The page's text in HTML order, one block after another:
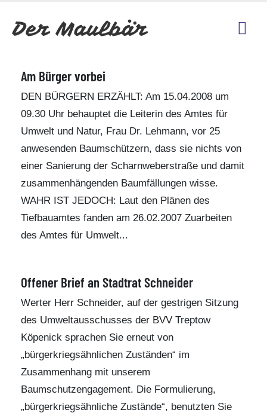
Am Bürger vorbei
DEN BÜRGERN ERZÄHLT: Am 15.04.2008 um
09.30 Uhr behauptet die Leiterin des Amtes für
Umwelt und Natur, Frau Dr. Lehmann, vor 25
anwesenden Baumschützern, dass sie nichts von
einer Sanierung der Scharnweberstraße und damit
zusammenhängenden Baumfällungen wisse.
WAHR IST JEDOCH: Laut den Plänen des
Tiefbauamtes fanden am 26.02.2007 Zuarbeiten
des Amtes für Umwelt...
Offener Brief an Stadtrat Schneider
Werter Herr Schneider, auf der gestrigen Sitzung
des Umweltausschusses der BVV Treptow
Köpenick sprachen Sie erneut von
„bürgerkriegsähnlichen Zuständen“ im
Zusammenhang mit unserem
Baumschutzengagement. Die Formulierung,
„bürgerkriegsähnliche Zustände“, benutzten Sie